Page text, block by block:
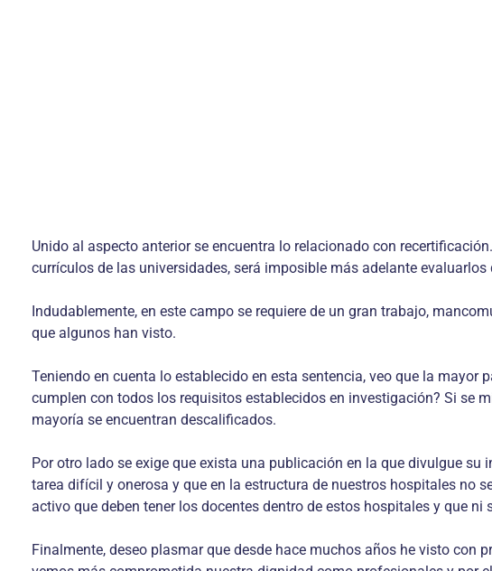
Unido al aspecto anterior se encuentra lo relacionado con
currículos de las universidades, será imposible más adelante evaluarlos
Indudablemente, en este campo se requiere de un gran trabajo,
que algunos han visto.
Teniendo en cuenta lo establecido en esta sentencia, veo que la
cumplen con todos los requisitos establecidos en investigación? Si se
mayoría se encuentran descalificados.
Por otro lado se exige que exista una publicación en la que divulgue
tarea difícil y onerosa y que en la estructura de nuestros hospitales no
activo que deben tener los docentes dentro de estos hospitales y que
Finalmente, deseo plasmar que desde hace muchos años he visto